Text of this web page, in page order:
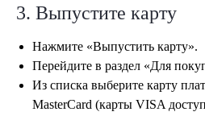
3. Выпустите карту
Нажмите «Выпустить карту».
Перейдите в раздел «Для
Из списка выберите карту
MasterCard (карты VISA